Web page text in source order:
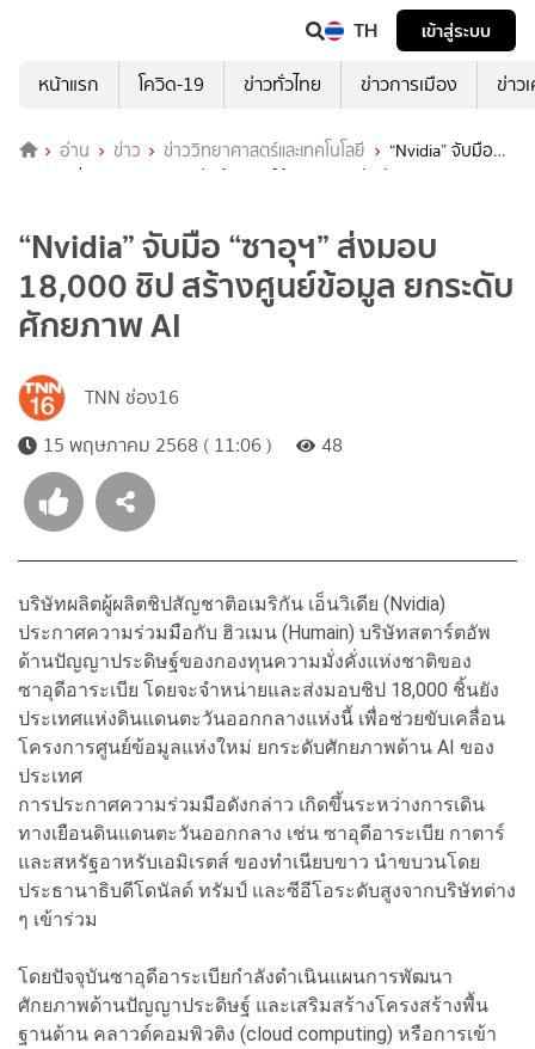
TH
เข้าสู่ระบบ
หน้าแรก
โควิด-19 ข่าวทั่วไทย ข่าวการเมือง ข่าว
อ่าน ข่าว ข่าววิทยาศาสตร์และเทคโนโลยี
“Nvidia” จับมือ
“ซาอุฯ” ส่งมอบ 18,000 ชิป สร้างศูนย์ข้อมูล ยกระดับศักยภาพ AI
“Nvidia” จับมือ “ซาอุฯ” ส่งมอบ
18,000 ชิป สร้างศูนย์ข้อมูล ยกระดับ
ศักยภาพ AI
TNN ช่อง16
15 พฤษภาคม 2568 ( 11:06 )
48
บริษัทผลิตผู้ผลิตชิปสัญชาติอเมริกัน เอ็นวิเดีย (Nvidia)
ประกาศความร่วมมือกับ ฮิวเมน (Humain) บริษัทสตาร์ตอัพ
ด้านปัญญาประดิษฐ์ของกองทุนความมั่งคั่งแห่งชาติของ
ซาอุดีอาระเบีย โดยจะจำหน่ายและส่งมอบชิป 18,000 ชิ้นยัง
ประเทศแห่งดินแดนตะวันออกกลางแห่งนี้ เพื่อช่วยขับเคลื่อน
โครงการศูนย์ข้อมูลแห่งใหม่ ยกระดับศักยภาพด้าน AI ของ
ประเทศ
การประกาศความร่วมมือดังกล่าว เกิดขึ้นระหว่างการเดิน
ทางเยือนดินแดนตะวันออกกลาง เช่น ซาอุดีอาระเบีย กาตาร์
และสหรัฐอาหรับเอมิเรตส์ ของทำเนียบขาว นำขบวนโดย
ประธานาธิบดีโดนัลด์ ทรัมป์ และซีอีโอระดับสูงจากบริษัทต่าง
ๆ เข้าร่วม
โดยปัจจุบันซาอุดีอาระเบียกำลังดำเนินแผนการพัฒนา
ศักยภาพด้านปัญญาประดิษฐ์ และเสริมสร้างโครงสร้างพื้น
ฐานด้าน คลาวด์คอมพิวติง (cloud computing) หรือการเข้า